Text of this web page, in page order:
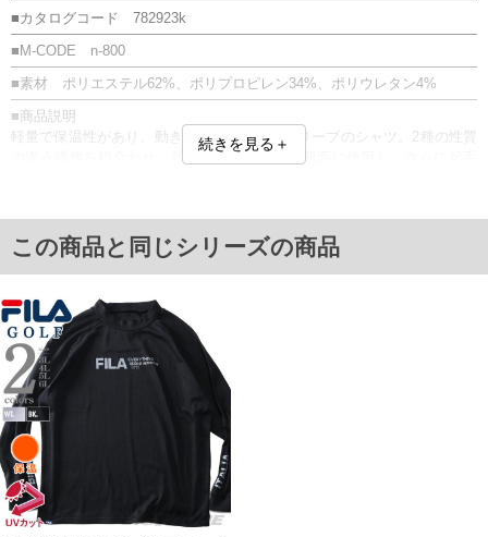
■カタログコード 782923k
■M-CODE n-800
■素材 ポリエステル62%、ポリプロピレン34%、ポリウレタン4%
■商品説明
軽量で保温性があり、動きやすいラグランスリーブのシャツ。2種の性質
の違う繊維を組合わせ、熱伝導の低い繊維を肌面に使用し、さらに起毛
サイズ/肩幅/裄丈/胸囲/着丈
3L/ラグランスリーブ/91/130/78
4L/ラグランスリーブ/93/140/80
6L/ラグランスリーブ/97/160/84
単位はcm
※【返品交換について】
返品交換希望の方は、商品到着後1週間以内にご連絡ください。
下着(肌着)やワイシャツは商品の性質上、返品交換不可とさせて頂いております。予め
ご了承くださいませ。
※【ボトムの裾上げをご希望の場合】
裾上げ料金は500円+税となります。
備考欄に股下●cmとご記入下さい。（裾上げ無料対象商品は1本につき税込6,000円以
上の品が対象。1本5,999円以下の商品は有料（500円+税）となります。）
出荷まで約1週間～20日間程お時間を頂く場合がございます。
続きを見る＋
この商品と同じシリーズの商品